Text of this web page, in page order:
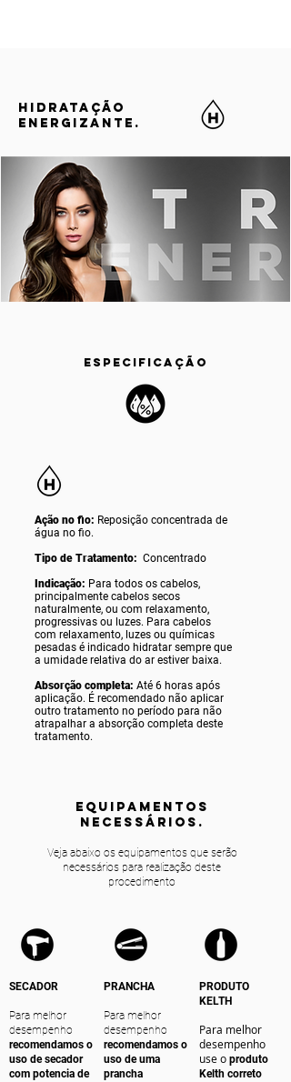
HIDRATAÇÃO
ENERGIZANTE.
ESPECIFICAÇÃO
Ação no fio: Reposição concentrada de
água no fio.
Tipo de Tratamento: Concentrado
Indicação: Para todos os cabelos,
principalmente cabelos secos
naturalmente, ou com relaxamento,
progressivas ou luzes. Para cabelos
com relaxamento, luzes ou químicas
pesadas é indicado hidratar sempre que
a umidade relativa do ar estiver baixa.
Absorção completa: Até 6 horas após
aplicação. É recomendado não aplicar
outro tratamento no período para não
atrapalhar a absorção completa deste
tratamento.
equipamentos
NECESSÁRIOS.
Veja abaixo os equipamentos que serão
necessários para realização deste
procedimento
SECADOR
Para melhor
desempenho
recomendamos o
uso de secador
com potencia de
PRANCHA
Para melhor
desempenho
recomendamos o
uso de uma
prancha
PRODUTO
KELTH
Para melhor
desempenho
use o produto
Kelth correto